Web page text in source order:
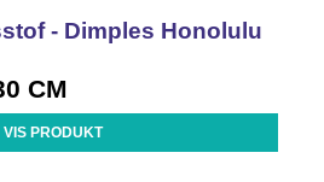
- Dimples Honolulu
CM
VIS PRODUKT